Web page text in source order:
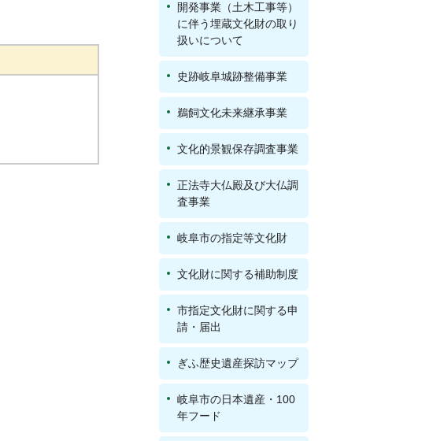
開発事業（土木工事等）
に伴う埋蔵文化財の取り
扱いについて
史跡岐阜城跡整備事業
鵜飼文化未来継承事業
文化的景観保存調査事業
正法寺大仏殿及び大仏調
査事業
岐阜市の指定等文化財
文化財に関する補助制度
市指定文化財に関する申
請・届出
ぎふ歴史遺産探訪マップ
岐阜市の日本遺産・100
年フード